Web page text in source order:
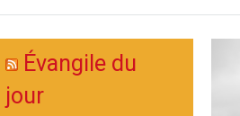
Évangile du
jour